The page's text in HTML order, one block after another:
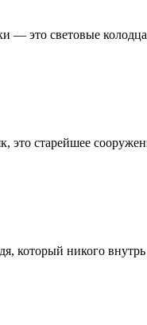
— это световые
старейшее
который никого